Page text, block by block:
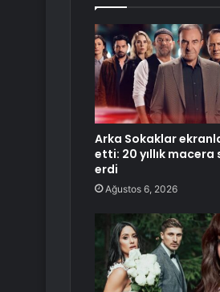
Arka Sokaklar
etti: 20 yıllık macera
erdi
Ağustos 6, 2026